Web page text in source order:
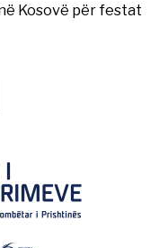
Kosovë për festat